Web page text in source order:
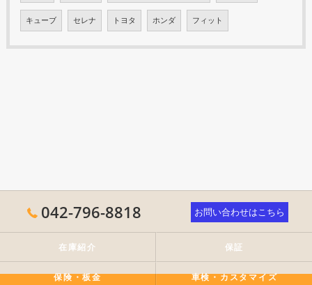
キューブ セレナ トヨタ ホンダ フィット
042-796-8818 お問い合わせはこちら
在庫紹介 保証
保険・板金 車検・カスタマイズ